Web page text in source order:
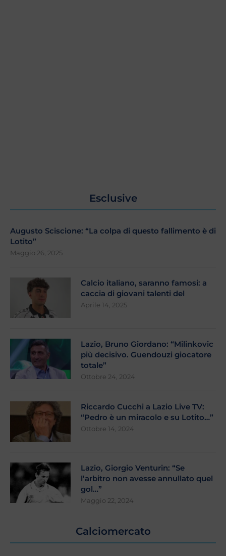
Esclusive
Augusto Sciscione: “La colpa di questo fallimento è di
Lotito”
Maggio 26, 2025
Calcio italiano, saranno famosi: a
caccia di giovani talenti del
Aprile 14, 2025
Lazio, Bruno Giordano: “Milinkovic
più decisivo. Guendouzi giocatore
totale”
Ottobre 24, 2024
Riccardo Cucchi a Lazio Live TV:
“Pedro è un miracolo e su Lotito…”
Ottobre 14, 2024
Lazio, Giorgio Venturin: “Se
l’arbitro non avesse annullato quel
gol…”
Maggio 22, 2024
Calciomercato